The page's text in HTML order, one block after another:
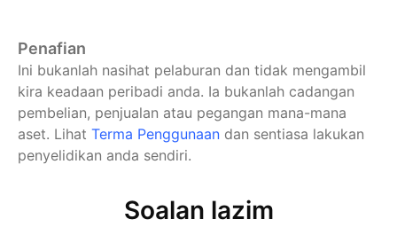
Penafian
Ini bukanlah nasihat pelaburan dan tidak mengambil
kira keadaan peribadi anda. Ia bukanlah cadangan
pembelian, penjualan atau pegangan mana-mana
aset. Lihat Terma Penggunaan dan sentiasa lakukan
penyelidikan anda sendiri.
Soalan lazim